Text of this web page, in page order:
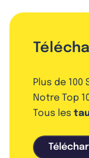
Plus de
Notre Top
Tous les